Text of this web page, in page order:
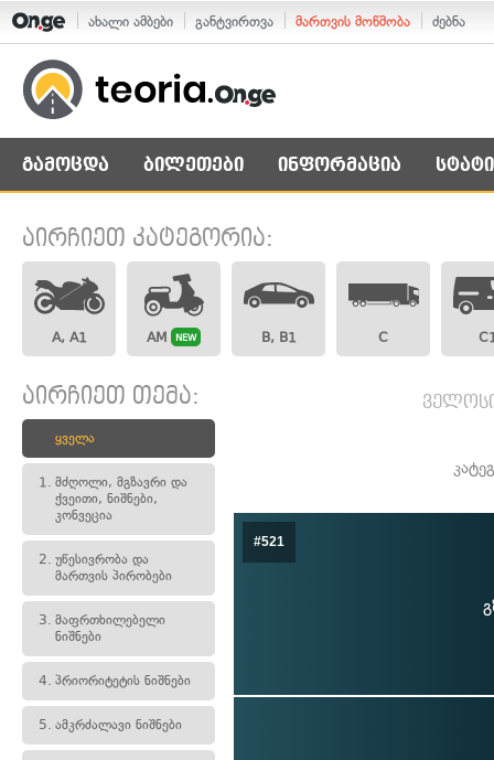
ახალი ამბები განტვირთვა მართვის მოწმობა ძებნა
გამოცდა ბილეთები ინფორმაცია
აირჩიეთ კატეგორია:
A, A1 AM NEW B, B1 C
აირჩიეთ თემა:
ყველა
1. მძღოლი, მგზავრი და
ქვეითი, ნიშნები,
კონვეცია
2. უწესივრობა და
მართვის პირობები
3. მაფრთხილებელი
ნიშნები
4. პრიორიტეტის ნიშნები
5. ამკრძალავი ნიშნები
#521